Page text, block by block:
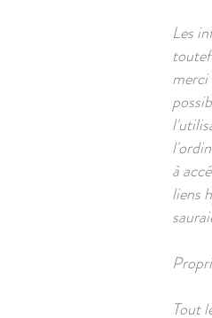
Les
merci
à
liens
Tout